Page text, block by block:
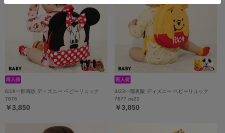
6/19一部再販 ディズニー ベビーリュック
7876
￥3,850
3/23一部再販 ディズニー ベビーリュック
7877 os23
￥3,850